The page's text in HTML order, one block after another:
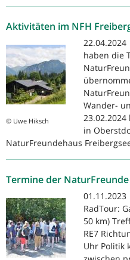
Aktivitäten im NFH
© Uwe Hiksch
haben die
Wander-
in
NaturFreundehaus
Termine der
RadTour:
50 km)
RE7
Uhr Politik